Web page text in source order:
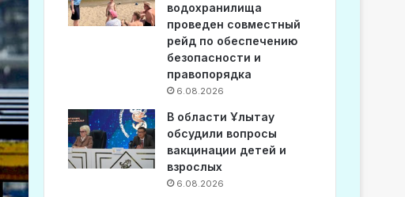
водохранилища
проведен совместный
рейд по обеспечению
безопасности и
правопорядка
6.08.2026
В области Ұлытау
обсудили вопросы
вакцинации детей и
взрослых
6.08.2026